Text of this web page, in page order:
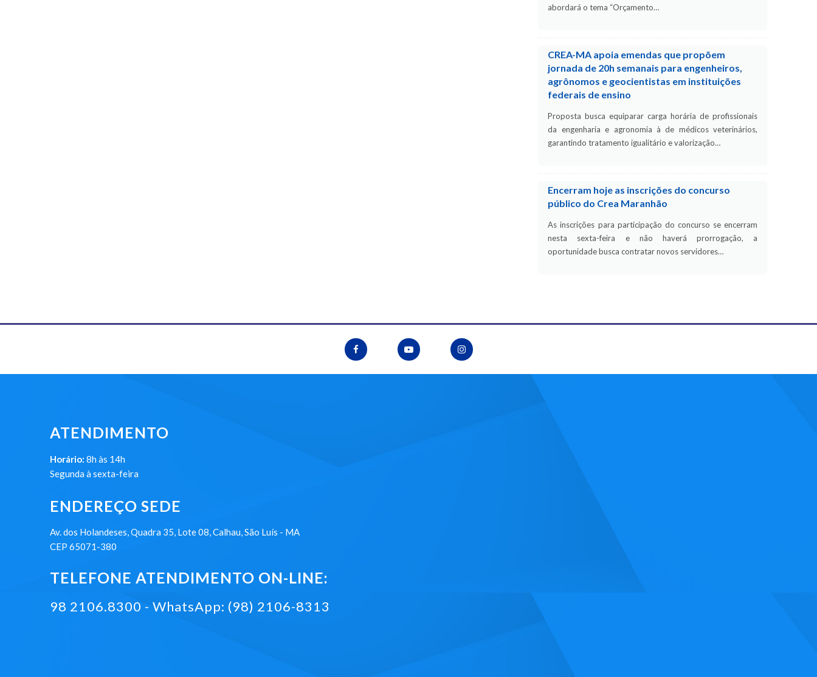
abordará o tema “Orçamento…
CREA-MA apoia emendas que propõem
jornada de 20h semanais para engenheiros,
agrônomos e geocientistas em instituições
federais de ensino
Proposta busca equiparar carga horária de profissionais
da engenharia e agronomia à de médicos veterinários,
garantindo tratamento igualitário e valorização…
Encerram hoje as inscrições do concurso
público do Crea Maranhão
As inscrições para participação do concurso se encerram
nesta sexta-feira e não haverá prorrogação, a
oportunidade busca contratar novos servidores…
ATENDIMENTO
Horário: 8h às 14h
Segunda à sexta-feira
ENDEREÇO SEDE
Av. dos Holandeses, Quadra 35, Lote 08, Calhau, São Luís - MA
CEP 65071-380
TELEFONE ATENDIMENTO ON-LINE:
98 2106.8300 - WhatsApp: (98) 2106-8313